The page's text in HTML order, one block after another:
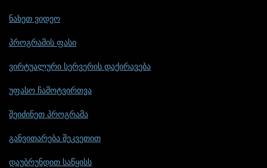
ნახეთ ვიდეო
პროგრამის ფასი
ვირტუალური სერვერის დაქირავება
უფასო ჩამოტვირთვა
შეიძინეთ პროგრამა
განვითარება შეკვეთით
დაუბრუნდით საწყისს